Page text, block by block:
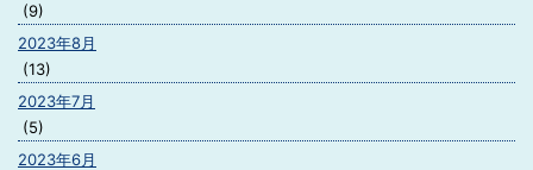
(9)
2023年8月
(13)
2023年7月
(5)
2023年6月